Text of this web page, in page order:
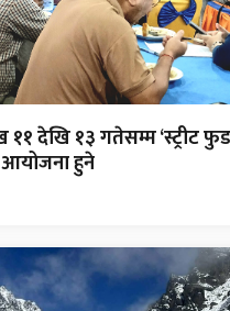
११ देखि १३ गतेसम्म ‘स्ट्रीट
हुने